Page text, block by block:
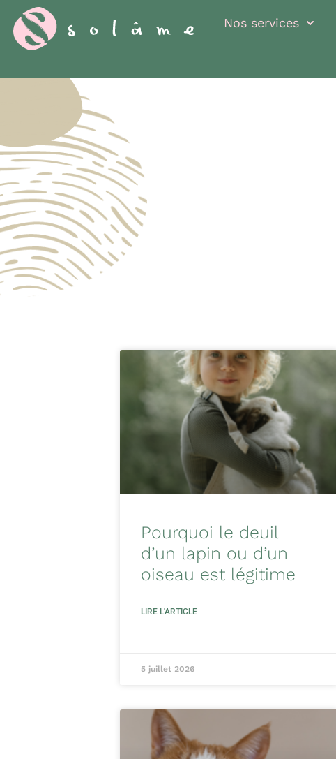
Nos services
Pourquoi le deuil
d’un lapin ou d’un
oiseau est légitime
LIRE L'ARTICLE
5 juillet 2026
Cookies management panel